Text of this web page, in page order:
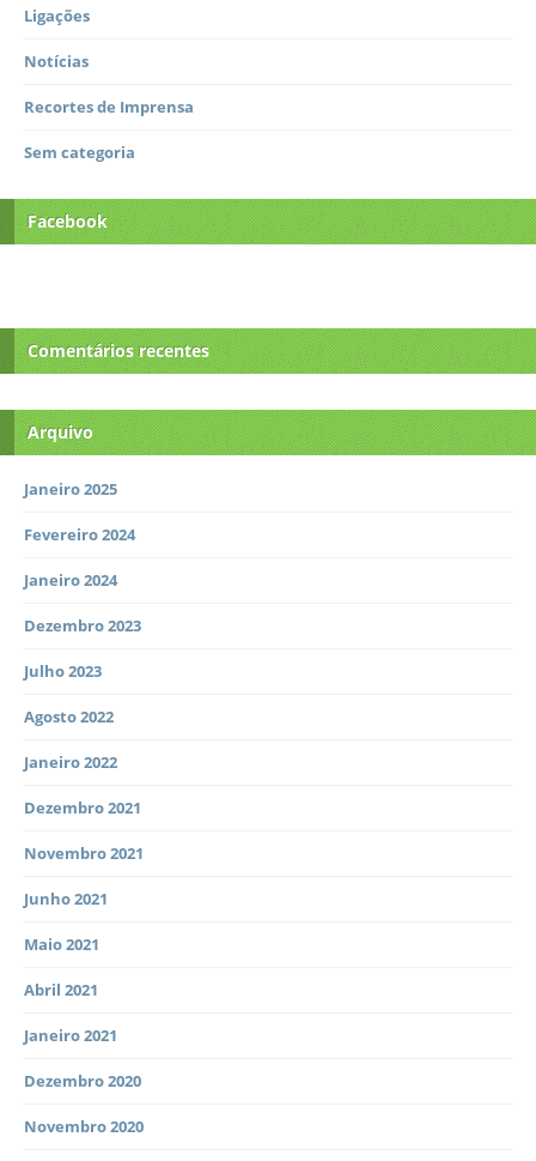
Ligações
Notícias
Recortes de Imprensa
Sem categoria
Facebook
Comentários recentes
Arquivo
Janeiro 2025
Fevereiro 2024
Janeiro 2024
Dezembro 2023
Julho 2023
Agosto 2022
Janeiro 2022
Dezembro 2021
Novembro 2021
Junho 2021
Maio 2021
Abril 2021
Janeiro 2021
Dezembro 2020
Novembro 2020